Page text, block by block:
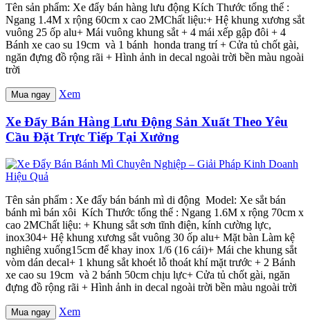
Tên sản phẩm: Xe đẩy bán hàng lưu động Kích Thước tổng thể :
Ngang 1.4M x rộng 60cm x cao 2MChất liệu:+ Hệ khung xương sắt
vuông 25 ốp alu+ Mái vuông khung sắt + 4 mái xếp gập đôi + 4
Bánh xe cao su 19cm và 1 bánh honda trang trí + Cửa tủ chốt gài,
ngăn đựng đồ rộng rãi + Hình ảnh in decal ngoài trời bền màu ngoài
trời
Mua ngay Xem
Xe Đẩy Bán Hàng Lưu Động Sản Xuất Theo Yêu
Cầu Đặt Trực Tiếp Tại Xưởng
Tên sản phẩm : Xe đẩy bán bánh mì di động Model: Xe sắt bán
bánh mì bán xôi Kích Thước tổng thể : Ngang 1.6M x rộng 70cm x
cao 2MChất liệu: + Khung sắt sơn tĩnh điện, kính cường lực,
inox304+ Hệ khung xương sắt vuông 30 ốp alu+ Mặt bàn Làm kệ
nghiêng xuống15cm để khay inox 1/6 (16 cái)+ Mái che khung sắt
vòm dán decal+ 1 khung sắt khoét lỗ thoát khí mặt trước + 2 Bánh
xe cao su 19cm và 2 bánh 50cm chịu lực+ Cửa tủ chốt gài, ngăn
đựng đồ rộng rãi + Hình ảnh in decal ngoài trời bền màu ngoài trời
Mua ngay Xem